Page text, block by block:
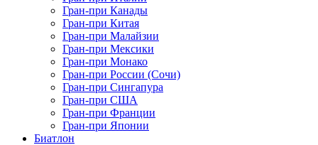
Гран-при Канады
Гран-при Китая
Гран-при Малайзии
Гран-при Мексики
Гран-при Монако
Гран-при России (Сочи)
Гран-при Сингапура
Гран-при США
Гран-при Франции
Гран-при Японии
Биатлон